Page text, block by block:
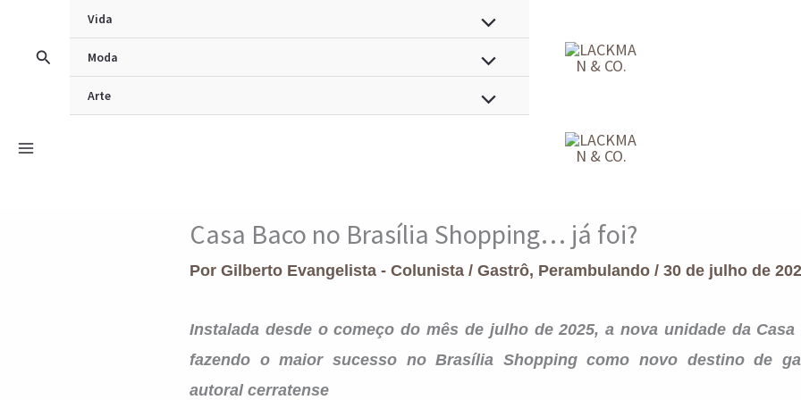
Pesquisar
Vida
Moda
Arte
Casa Baco no Brasília Shopping… já foi?
Por Gilberto Evangelista - Colunista / Gastrô, Perambulando / 30 de julho de
Instalada desde o começo do mês de julho de 2025, a nova unidade da Casa
fazendo o maior sucesso no Brasília Shopping como novo destino de
autoral cerratense